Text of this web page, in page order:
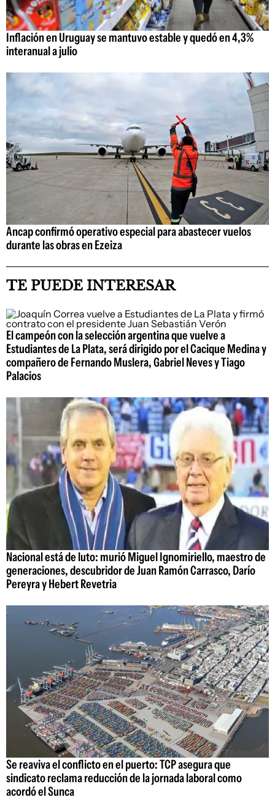
Inflación en Uruguay se mantuvo estable y quedó en 4,3%
interanual a julio
Ancap confirmó operativo especial para abastecer vuelos
durante las obras en Ezeiza
TE PUEDE INTERESAR
El campeón con la selección argentina que vuelve a
Estudiantes de La Plata, será dirigido por el Cacique Medina y
compañero de Fernando Muslera, Gabriel Neves y Tiago
Palacios
Nacional está de luto: murió Miguel Ignomiriello, maestro de
generaciones, descubridor de Juan Ramón Carrasco, Darío
Pereyra y Hebert Revetria
Se reaviva el conflicto en el puerto: TCP asegura que
sindicato reclama reducción de la jornada laboral como
acordó el Sunca